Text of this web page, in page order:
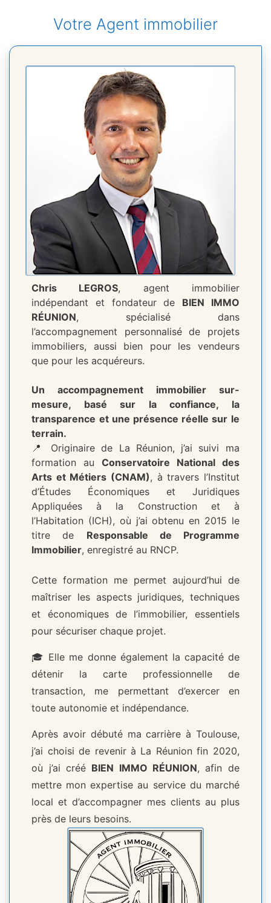
Votre Agent immobilier
Chris LEGROS, agent immobilier
indépendant et fondateur de BIEN IMMO
RÉUNION, spécialisé dans
l’accompagnement personnalisé de projets
immobiliers, aussi bien pour les vendeurs
que pour les acquéreurs.
Un accompagnement immobilier sur-
mesure, basé sur la confiance, la
transparence et une présence réelle sur le
terrain.
📍 Originaire de La Réunion, j’ai suivi ma
formation au Conservatoire National des
Arts et Métiers (CNAM), à travers l’Institut
d’Études Économiques et Juridiques
Appliquées à la Construction et à
l’Habitation (ICH), où j’ai obtenu en 2015 le
titre de Responsable de Programme
Immobilier, enregistré au RNCP.
Cette formation me permet aujourd’hui de
maîtriser les aspects juridiques, techniques
et économiques de l’immobilier, essentiels
pour sécuriser chaque projet.
🎓 Elle me donne également la capacité de
détenir la carte professionnelle de
transaction, me permettant d’exercer en
toute autonomie et indépendance.
Après avoir débuté ma carrière à Toulouse,
j’ai choisi de revenir à La Réunion fin 2020,
où j’ai créé BIEN IMMO RÉUNION, afin de
mettre mon expertise au service du marché
local et d’accompagner mes clients au plus
près de leurs besoins.